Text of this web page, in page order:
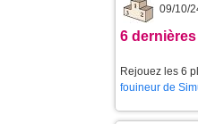
09/10/
6
Rejouez les 6
fouineur de